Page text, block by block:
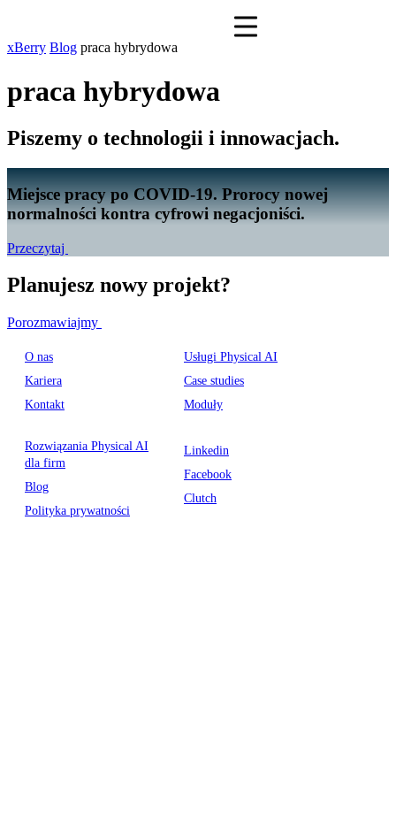
xBerry Blog praca hybrydowa
praca hybrydowa
Piszemy o technologii i innowacjach.
Miejsce pracy po COVID-19. Prorocy nowej
normalności kontra cyfrowi negacjoniści.
Przeczytaj
Planujesz nowy projekt?
Porozmawiajmy
O nas
Kariera
Kontakt
Usługi Physical AI
Case studies
Moduły
Rozwiązania Physical AI
dla firm
Blog
Polityka prywatności
Linkedin
Facebook
Clutch